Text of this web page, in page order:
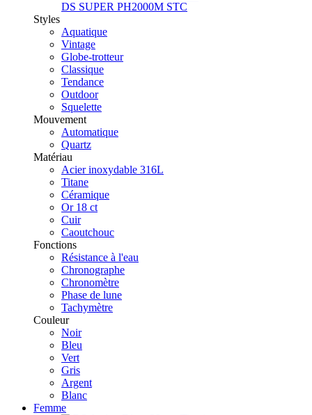
DS SUPER PH2000M STC
Styles
Aquatique
Vintage
Globe-trotteur
Classique
Tendance
Outdoor
Squelette
Mouvement
Automatique
Quartz
Matériau
Acier inoxydable 316L
Titane
Céramique
Or 18 ct
Cuir
Caoutchouc
Fonctions
Résistance à l'eau
Chronographe
Chronomètre
Phase de lune
Tachymètre
Couleur
Noir
Bleu
Vert
Gris
Argent
Blanc
Femme